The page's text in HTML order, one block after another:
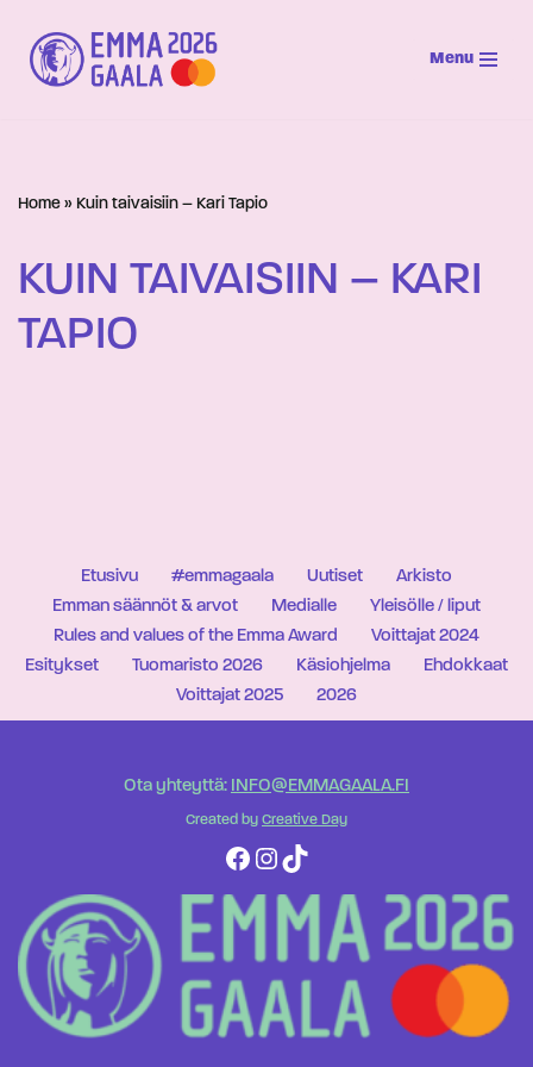
Siirry
suoraan
Menu
Home » Kuin taivaisiin – Kari Tapio
KUIN TAIVAISIIN – KARI
TAPIO
Etusivu #emmagaala Uutiset
Arkisto
Emman säännöt & arvot
Medialle
Yleisölle / liput
Rules and values of the Emma Award
Voittajat 2024
Esitykset
Tuomaristo 2026 Käsiohjelma
Ehdokkaat
Voittajat 2025
2026
Ota yhteyttä: INFO@EMMAGAALA.FI
Created by Creative Day